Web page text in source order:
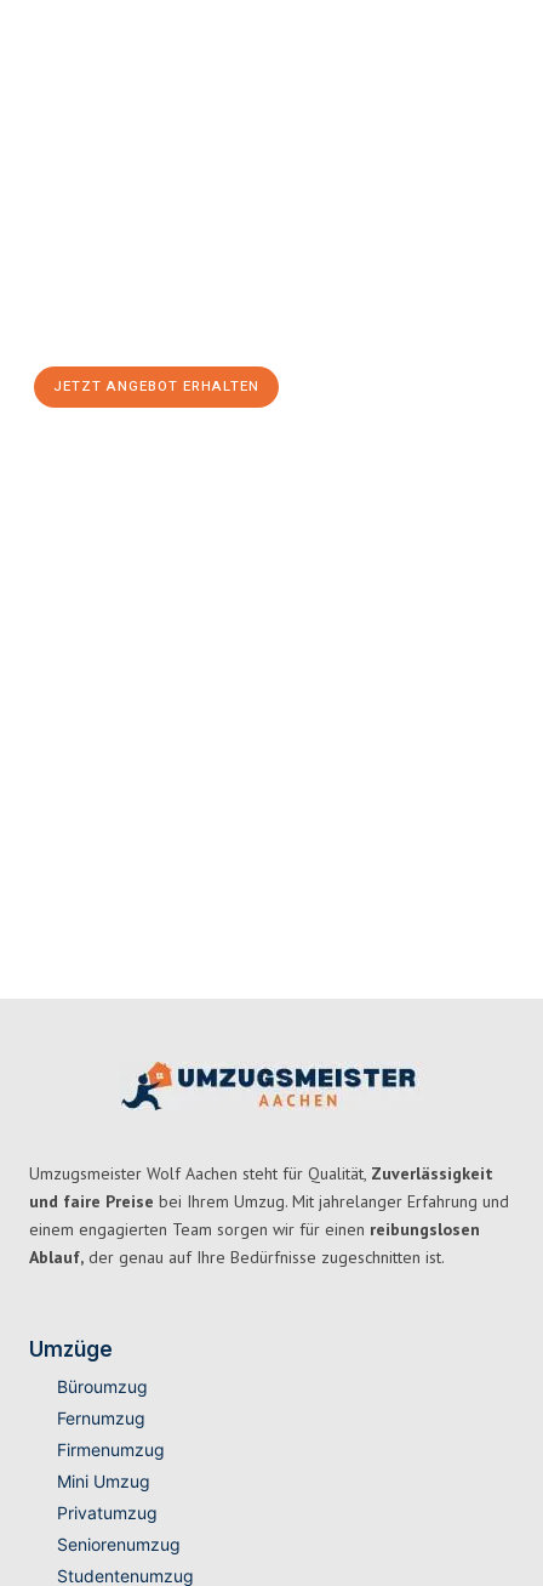
JETZT ANGEBOT ERHALTEN
Umzugsmeister Wolf Aachen steht für Qualität, Zuverlässigkeit
und faire Preise bei Ihrem Umzug. Mit jahrelanger Erfahrung und
einem engagierten Team sorgen wir für einen reibungslosen
Ablauf, der genau auf Ihre Bedürfnisse zugeschnitten ist.
Umzüge
Büroumzug
Fernumzug
Firmenumzug
Mini Umzug
Privatumzug
Seniorenumzug
Studentenumzug